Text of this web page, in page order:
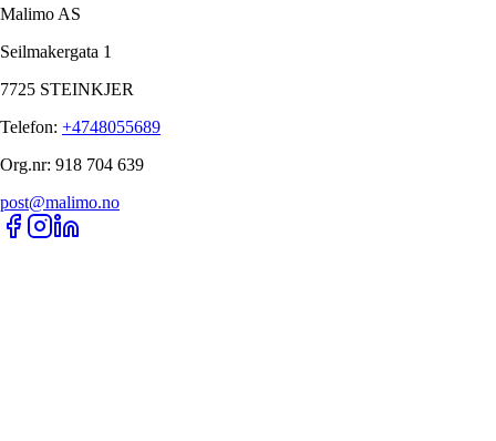
Malimo AS
Seilmakergata 1
7725 STEINKJER
Telefon: +4748055689
Org.nr: 918 704 639
post@malimo.no